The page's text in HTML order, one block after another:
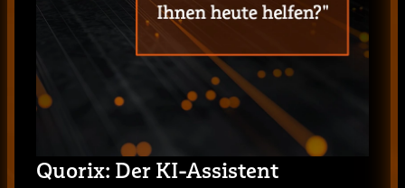
Quorix: Der KI-Assistent